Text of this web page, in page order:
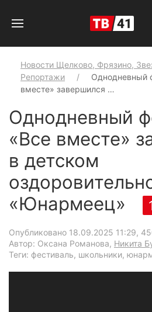
Новости Щелково, Фрязино,
Репортажи
Однодневный
вместе» завершился …
Однодневный
«Все вместе»
в детском
«Юнармеец»
Опубликовано 18.09.2025 11:29,
Автор: Оксана Романова, Никита
Теги: фестиваль, школьники,